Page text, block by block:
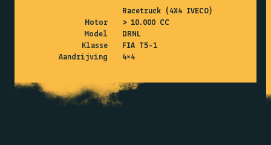
Racetruck (4X4 IVECO)
Motor
> 10.000 CC
Model
DRNL
Klasse
FIA T5-1
Aandrijving
4×4